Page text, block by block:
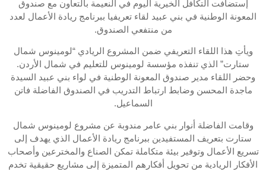
إستضافت التكافل الخيرية اليوم في النعيمة بالتعاون مع صندوق
المعونة الوطنية في بني عبيد لقاء تعريفيا ببرنامج ريادة الأعمال لعدد
من منتفعي الصندوق.
ويأتِ هذا اللقاء التعريفي ضمن المشروع الريادي “لومينوس شمال
ستارت” الذي تنفذه مؤسسة لومينوس للتعليم في شمال الأردن.
وحضر اللقاء مدير صندوق المعونة الوطنية في لواء بني عبيد السيدة
ماجدة المحسن وضابط ارتباط التدريب في الصندوق الفاضلة فاتن
السماعيل.
وقامت الفاضلة أنوار بني عامر مندوبة عن مشروع لومينوس شمال
ستارت بتعريف المستفيدين ببرنامج ريادة الأعمال الذي يهدف إلى
تسريع الأعمال وتوفير بيئة متكاملة تمكن الصناع والمخترعين وأصحاب
الأفكار الريادية من تحويل أفكارهم المتميزة إلى مشاريع حقيقية تخدم